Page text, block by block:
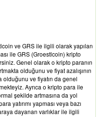
ve GRS ile ilgili olarak yapılan
ile GRS (Groestlcoin) kripto
Genel olarak o kripto paranın
olduğunu ve fiyat azalışının
ve fiyatın da genel
Ayrıca o kripto para ile
şekilde artmasına da yol
yatırımı yapması veya bazı
dayanan varlıklar ile ilgili